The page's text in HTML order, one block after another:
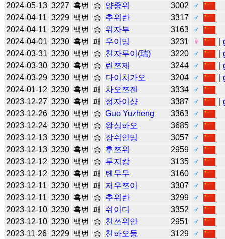
2024-05-13 3227 흑번 승 양중위 3002
♂
2024-04-11 3229 백번 승 추위란 3317
♂
2024-04-11 3229 백번 승 위자부 3163
♂
2024-04-01 3230 흑번 패 우이밍 3231 ♀ |
2024-03-31 3230 백번 승 천자루이(瑞) 3220 ♂ |
2024-03-30 3230 흑번 승 린쯔제 3244 ♂ |
2024-03-29 3230 백번 승 다이치가오 3204 ♂ |
2024-01-12 3230 흑번 패 차오쯔젠 3334
♂
2023-12-27 3230 흑번 패 정자이샹 3387 ♂ |
2023-12-26 3230 백번 승 Guo Yuzheng 3363
♂
2023-12-24 3230 백번 승 왕싱하오 3685
♂
2023-12-13 3230 백번 승 장쉬안밍 3057
♂
2023-12-13 3230 흑번 승 후쯔위 2959
♂
2023-12-12 3230 백번 승 투지캉 3135
♂
2023-12-12 3230 흑번 패 톈무무 3160
♂
2023-12-11 3230 백번 패 저우쯔이 3307
♂
2023-12-11 3230 흑번 승 추위란 3299
♂
2023-12-10 3230 흑번 패 쉬이디 3352
♂
2023-12-10 3230 백번 승 천쓰위안 2951
♂
2023-11-26 3229 백번 승 천하오둥 3129
♂